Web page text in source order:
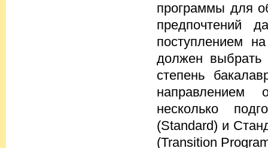
программы для
предпочтений
поступлением
должен
степень
направлением
несколько
(Standard) и
(Transition